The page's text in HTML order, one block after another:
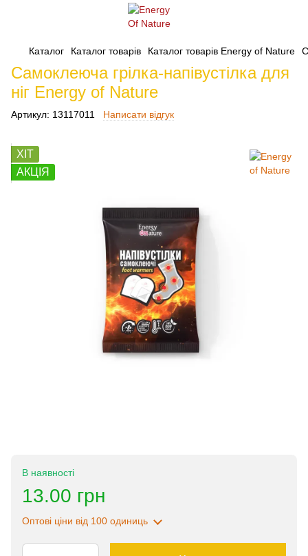
Каталог Каталог товарів Каталог товарів Energy of Nature
Самоклеюча грілка-напівустілка для
ніг Energy of Nature
Артикул: 13117011 Написати відгук
ХІТ
АКЦІЯ
В наявності
13.00 грн
Оптові ціни від 100 одиниць